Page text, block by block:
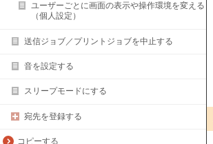
ユーザーごとに画面の表示や操作環境を変える
（個人設定）
送信ジョブ／プリントジョブを中止する
音を設定する
スリープモードにする
宛先を登録する
コピーする